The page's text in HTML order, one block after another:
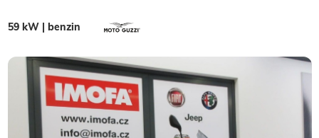
59 kW | benzin